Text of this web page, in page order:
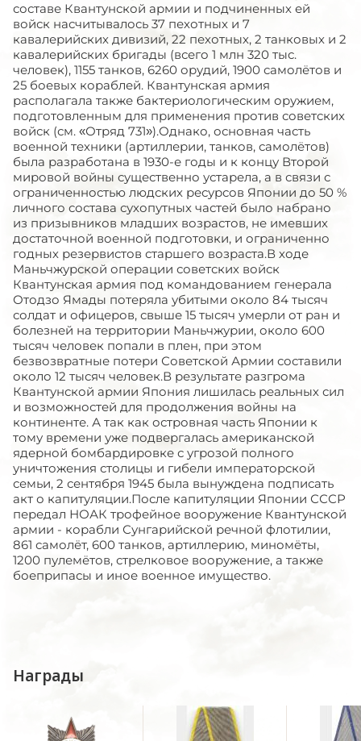
составе Квантунской армии и подчиненных ей
войск насчитывалось 37 пехотных и 7
кавалерийских дивизий, 22 пехотных, 2 танковых и 2
кавалерийских бригады (всего 1 млн 320 тыс.
человек), 1155 танков, 6260 орудий, 1900 самолётов и
25 боевых кораблей. Квантунская армия
располагала также бактериологическим оружием,
подготовленным для применения против советских
войск (см. «Отряд 731»).Однако, основная часть
военной техники (артиллерии, танков, самолётов)
была разработана в 1930-е годы и к концу Второй
мировой войны существенно устарела, а в связи с
ограниченностью людских ресурсов Японии до 50 %
личного состава сухопутных частей было набрано
из призывников младших возрастов, не имевших
достаточной военной подготовки, и ограниченно
годных резервистов старшего возраста.В ходе
Маньчжурской операции советских войск
Квантунская армия под командованием генерала
Отодзо Ямады потеряла убитыми около 84 тысяч
солдат и офицеров, свыше 15 тысяч умерли от ран и
болезней на территории Маньчжурии, около 600
тысяч человек попали в плен, при этом
безвозвратные потери Советской Армии составили
около 12 тысяч человек.В результате разгрома
Квантунской армии Япония лишилась реальных сил
и возможностей для продолжения войны на
континенте. А так как островная часть Японии к
тому времени уже подвергалась американской
ядерной бомбардировке с угрозой полного
уничтожения столицы и гибели императорской
семьи, 2 сентября 1945 была вынуждена подписать
акт о капитуляции.После капитуляции Японии СССР
передал НОАК трофейное вооружение Квантунской
армии - корабли Сунгарийской речной флотилии,
861 самолёт, 600 танков, артиллерию, миномёты,
1200 пулемётов, стрелковое вооружение, а также
боеприпасы и иное военное имущество.
Награды